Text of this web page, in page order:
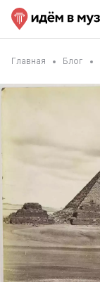
Главная Блог